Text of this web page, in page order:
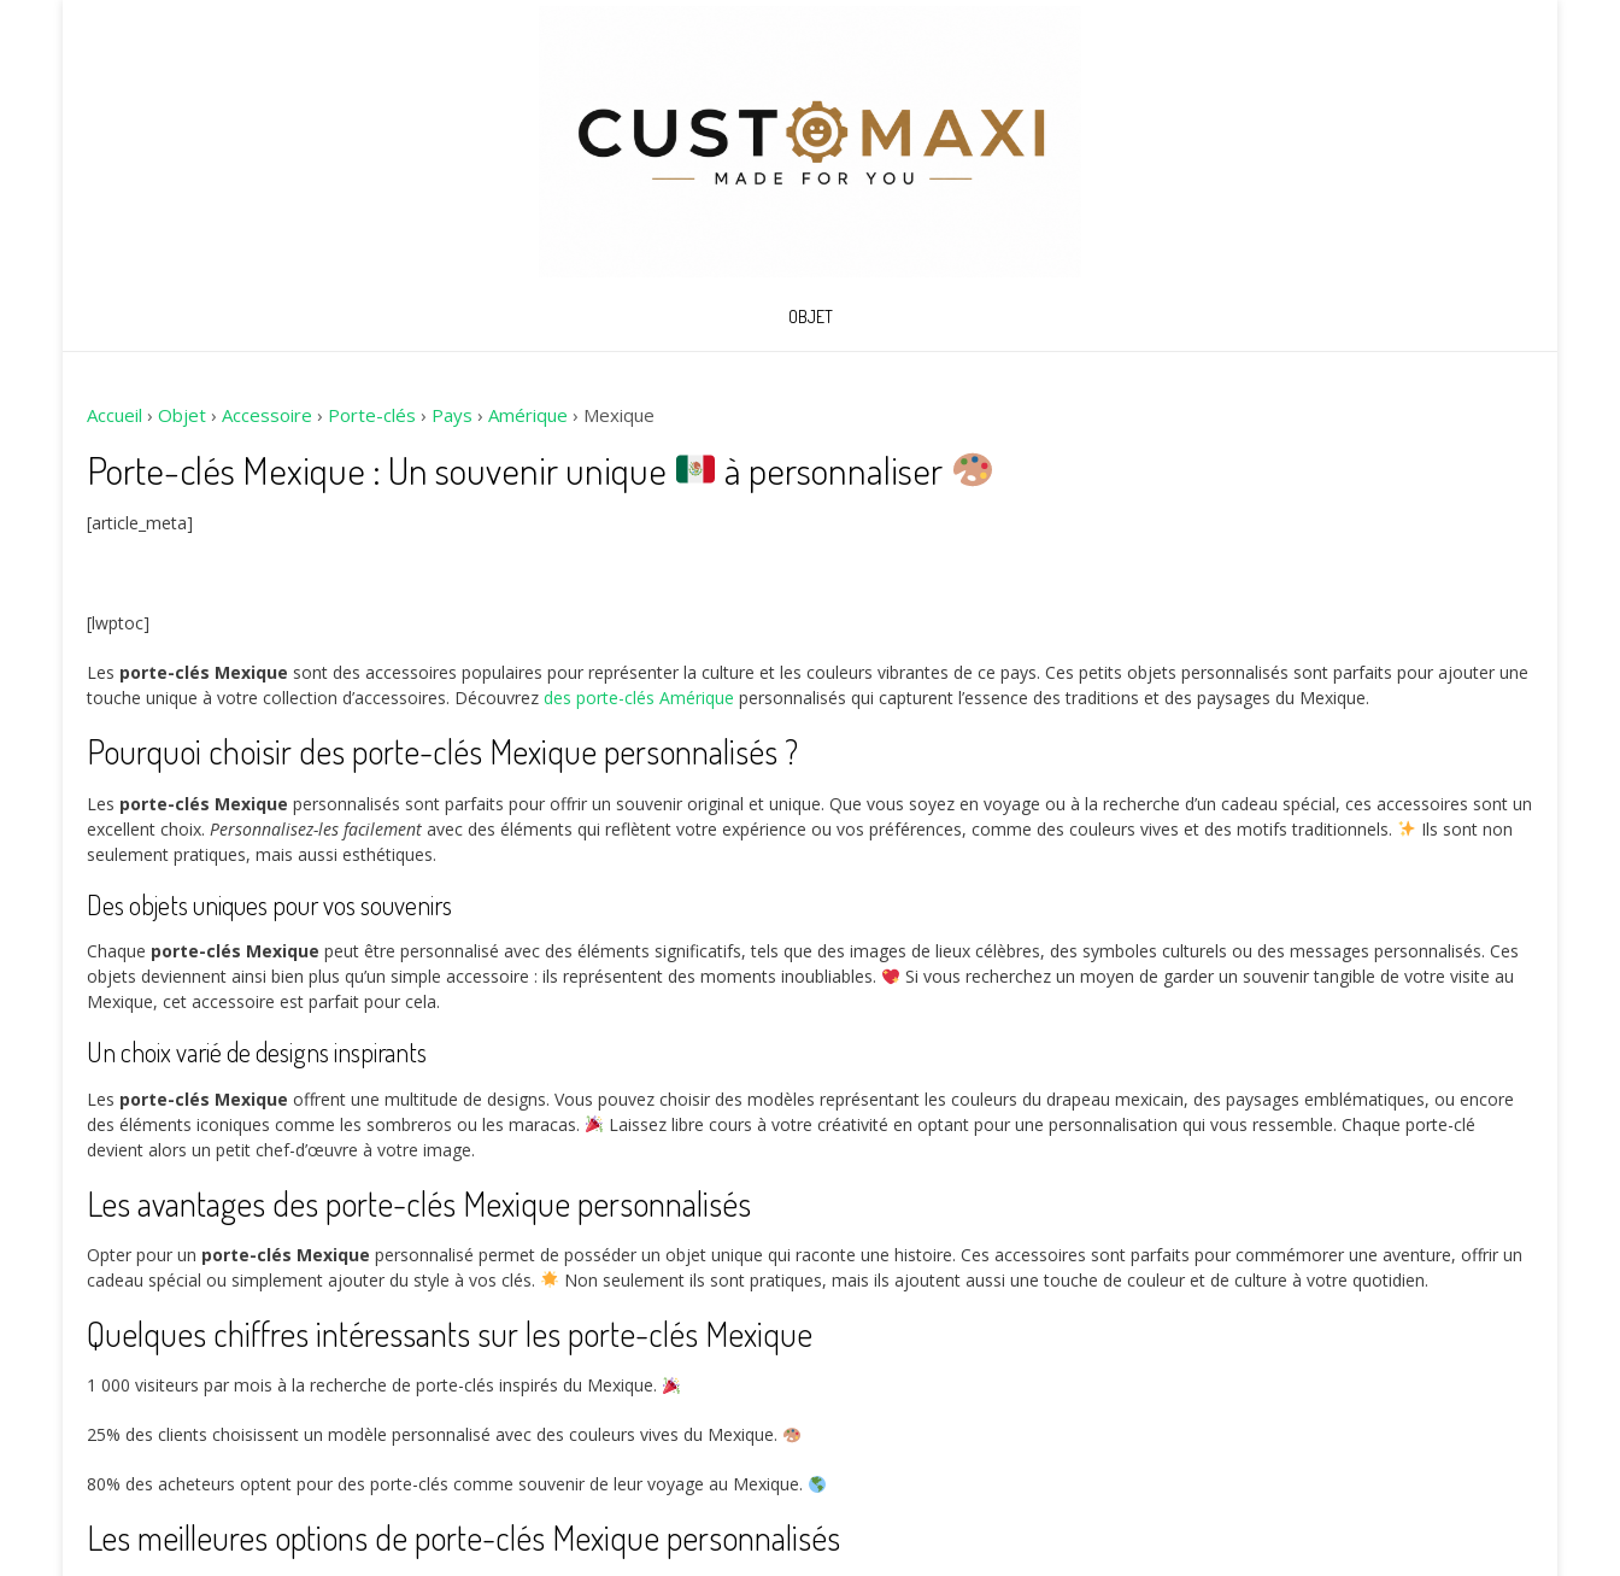
OBJET
Accueil › Objet › Accessoire › Porte-clés › Pays › Amérique › Mexique
Porte-clés Mexique : Un souvenir unique à personnaliser
[article_meta]
[lwptoc]
Les porte-clés Mexique sont des accessoires populaires pour représenter la culture et les couleurs vibrantes de ce pays. Ces petits objets personnalisés sont parfaits pour ajouter une
touche unique à votre collection d’accessoires. Découvrez des porte-clés Amérique personnalisés qui capturent l’essence des traditions et des paysages du Mexique.
Pourquoi choisir des porte-clés Mexique personnalisés ?
Les porte-clés Mexique personnalisés sont parfaits pour offrir un souvenir original et unique. Que vous soyez en voyage ou à la recherche d’un cadeau spécial, ces accessoires sont un
excellent choix. Personnalisez-les facilement avec des éléments qui reflètent votre expérience ou vos préférences, comme des couleurs vives et des motifs traditionnels.
Ils sont non
seulement pratiques, mais aussi esthétiques.
Des objets uniques pour vos souvenirs
Chaque porte-clés Mexique peut être personnalisé avec des éléments significatifs, tels que des images de lieux célèbres, des symboles culturels ou des messages personnalisés. Ces
objets deviennent ainsi bien plus qu’un simple accessoire : ils représentent des moments inoubliables.
Si vous recherchez un moyen de garder un souvenir tangible de votre visite au
Mexique, cet accessoire est parfait pour cela.
Un choix varié de designs inspirants
Les porte-clés Mexique offrent une multitude de designs. Vous pouvez choisir des modèles représentant les couleurs du drapeau mexicain, des paysages emblématiques, ou encore
des éléments iconiques comme les sombreros ou les maracas.
Laissez libre cours à votre créativité en optant pour une personnalisation qui vous ressemble. Chaque porte-clé
devient alors un petit chef-d’œuvre à votre image.
Les avantages des porte-clés Mexique personnalisés
Opter pour un porte-clés Mexique personnalisé permet de posséder un objet unique qui raconte une histoire. Ces accessoires sont parfaits pour commémorer une aventure, offrir un
cadeau spécial ou simplement ajouter du style à vos clés.
Non seulement ils sont pratiques, mais ils ajoutent aussi une touche de couleur et de culture à votre quotidien.
Quelques chiffres intéressants sur les porte-clés Mexique
1 000 visiteurs par mois à la recherche de porte-clés inspirés du Mexique.
25% des clients choisissent un modèle personnalisé avec des couleurs vives du Mexique.
80% des acheteurs optent pour des porte-clés comme souvenir de leur voyage au Mexique.
Les meilleures options de porte-clés Mexique personnalisés